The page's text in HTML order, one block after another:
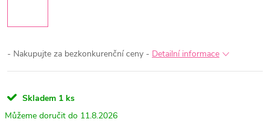
- Nakupujte za bezkonkurenční ceny - Detailní informace
Skladem 1 ks
11.8.2026